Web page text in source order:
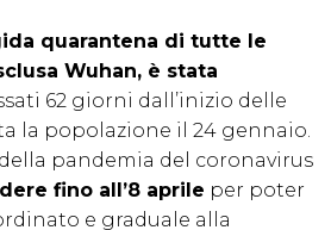
quarantena di tutte le
Wuhan, è stata
62 giorni dall’inizio delle
la popolazione il 24 gennaio.
pandemia del coronavirus
fino all’8 aprile per poter
e graduale alla